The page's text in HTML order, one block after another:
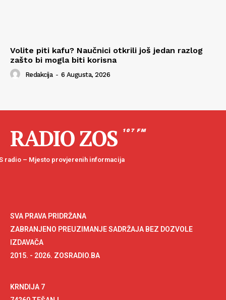
Volite piti kafu? Naučnici otkrili još jedan razlog
zašto bi mogla biti korisna
Redakcija - 6 Augusta, 2026
RADIO ZOS 107 FM
radio – Mjesto provjerenih informacija
SVA PRAVA PRIDRŽANA
ZABRANJENO PREUZIMANJE SADRŽAJA BEZ DOZVOLE
IZDAVAČA
2015. - 2026. ZOSRADIO.BA
KRNDIJA 7